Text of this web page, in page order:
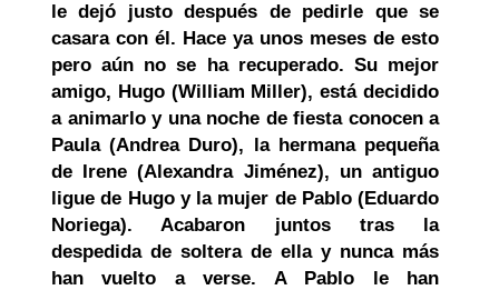
le dejó justo después de pedirle que se
casara con él. Hace ya unos meses de esto
pero aún no se ha recuperado. Su mejor
amigo, Hugo (William Miller), está decidido
a animarlo y una noche de fiesta conocen a
Paula (Andrea Duro), la hermana pequeña
de Irene (Alexandra Jiménez), un antiguo
ligue de Hugo y la mujer de Pablo (Eduardo
Noriega). Acabaron juntos tras la
despedida de soltera de ella y nunca más
han vuelto a verse. A Pablo le han